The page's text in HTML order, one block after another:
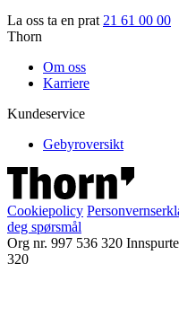
La oss ta en prat 21 61 00 00
Thorn
Om oss
Karriere
Kundeservice
Gebyroversikt
Cookiepolicy
deg spørsmål
Org nr. 997 536 320
320